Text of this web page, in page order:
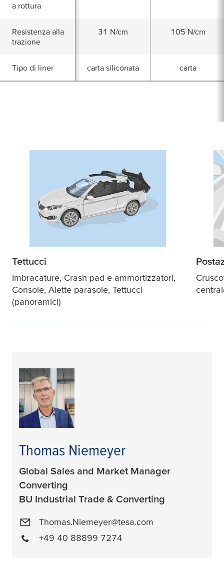
a rottura
Resistenza alla
trazione
31 N/cm 105 N/cm
Tipo di liner carta siliconata carta
Tettucci
Imbracature, Crash pad e ammortizzatori,
Console, Alette parasole, Tettucci
(panoramici)
Thomas Niemeyer
Global Sales and Market Manager
Converting
BU Industrial Trade & Converting
Thomas.Niemeyer@tesa.com
+49 40 88899 7274